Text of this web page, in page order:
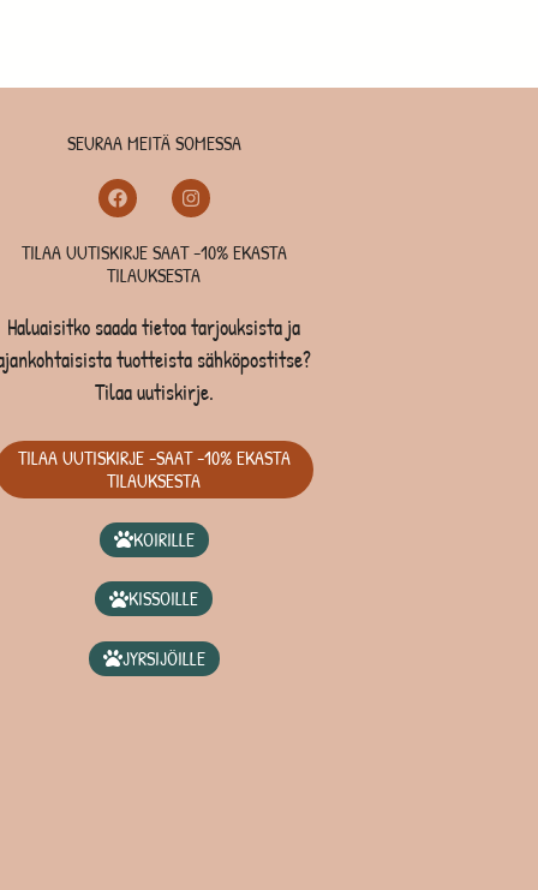
SEURAA MEITÄ SOMESSA
TILAA UUTISKIRJE SAAT -10% EKASTA
TILAUKSESTA
Haluaisitko saada tietoa tarjouksista ja
tuotteista sähköpostitse?
Tilaa uutiskirje.
TILAA UUTISKIRJE -SAAT -10% EKASTA
TILAUKSESTA
KOIRILLE
KISSOILLE
JYRSIJÖILLE